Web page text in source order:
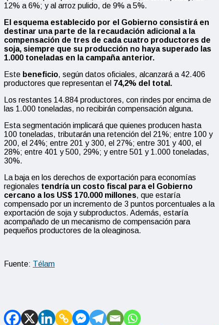
12% a 6%; y al arroz pulido, de 9% a 5%.
El esquema establecido por el Gobierno consistirá en
destinar una parte de la recaudación adicional a la
compensación de tres de cada cuatro productores de
soja, siempre que su producción no haya superado las
1.000 toneladas en la campaña anterior.
Este beneficio, según datos oficiales, alcanzará a 42.406
productores que representan el 74,2% del total.
Los restantes 14.884 productores, con rindes por encima de
las 1.000 toneladas, no recibirán compensación alguna.
Esta segmentación implicará que quienes producen hasta
100 toneladas, tributarán una retención del 21%; entre 100 y
200, el 24%; entre 201 y 300, el 27%; entre 301 y 400, el
28%; entre 401 y 500, 29%; y entre 501 y 1.000 toneladas,
30%.
La baja en los derechos de exportación para economías
regionales tendría un costo fiscal para el Gobierno
cercano a los US$ 170.000 millones, que estaría
compensado por un incremento de 3 puntos porcentuales a la
exportación de soja y subproductos. Además, estaría
acompañado de un mecanismo de compensación para
pequeños productores de la oleaginosa.
Fuente: Télam